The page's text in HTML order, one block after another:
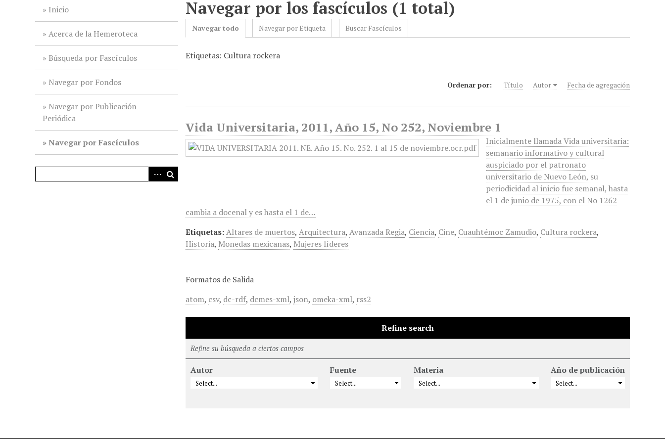
Inicio
Acerca de la Hemeroteca
Búsqueda por Fascículos
Navegar por Fondos
Navegar por Publicación
Periódica
Navegar por Fascículos
Navegar por los fascículos (1 total)
Navegar todo Navegar por Etiqueta Buscar Fascículos
Etiquetas: Cultura rockera
Ordenar por: Título Autor Fecha de agregación
Vida Universitaria, 2011, Año 15, No 252, Noviembre 1
Inicialmente llamada Vida universitaria:
semanario informativo y cultural
auspiciado por el patronato
universitario de Nuevo León, su
periodicidad al inicio fue semanal, hasta
el 1 de junio de 1975, con el No 1262
cambia a docenal y es hasta el 1 de…
Etiquetas:Altares de muertos,Arquitectura,Avanzada Regia, Ciencia, Cine, Cuauhtémoc Zamudio, Cultura rockera,
Historia, Monedas mexicanas, Mujeres líderes
Formatos de Salida
atom, csv, dc-rdf, dcmes-xml,json, omeka-xml, rss2
Refine search
Refine su búsqueda a ciertos campos
Autor Fuente Materia Año de publicación